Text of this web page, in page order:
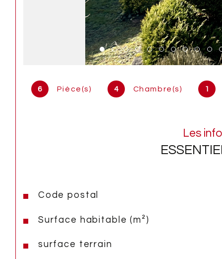
6 Pièce(s) 4 Chambre(s) 1
Les
Caractéristiques Valeurs
Code postal
Surface habitable (m²)
surface terrain